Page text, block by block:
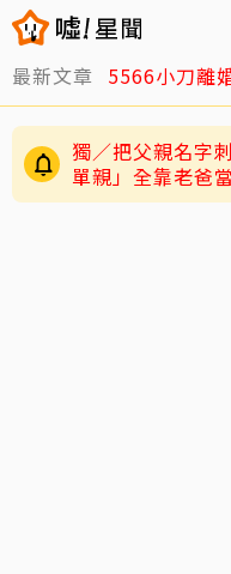
最新文章 5566小刀離
獨／把父親名字
單親」全靠老爸